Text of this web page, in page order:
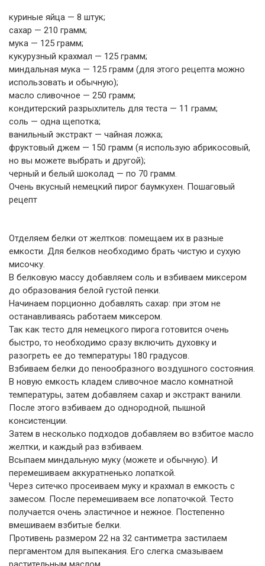
куриные яйца — 8 штук;
сахар — 210 грамм;
мука — 125 грамм;
кукурузный крахмал — 125 грамм;
миндальная мука — 125 грамм (для этого рецепта можно
использовать и обычную);
масло сливочное — 250 грамм;
кондитерский разрыхлитель для теста — 11 грамм;
соль — одна щепотка;
ванильный экстракт — чайная ложка;
фруктовый джем — 150 грамм (я использую абрикосовый,
но вы можете выбрать и другой);
черный и белый шоколад — по 70 грамм.
Очень вкусный немецкий пирог баумкухен. Пошаговый
рецепт
Отделяем белки от желтков: помещаем их в разные
емкости. Для белков необходимо брать чистую и сухую
мисочку.
В белковую массу добавляем соль и взбиваем миксером
до образования белой густой пенки.
Начинаем порционно добавлять сахар: при этом не
останавливаясь работаем миксером.
Так как тесто для немецкого пирога готовится очень
быстро, то необходимо сразу включить духовку и
разогреть ее до температуры 180 градусов.
Взбиваем белки до пенообразного воздушного состояния.
В новую емкость кладем сливочное масло комнатной
температуры, затем добавляем сахар и экстракт ванили.
После этого взбиваем до однородной, пышной
консистенции.
Затем в несколько подходов добавляем во взбитое масло
желтки, и каждый раз взбиваем.
Всыпаем миндальную муку (можете и обычную). И
перемешиваем аккуратненько лопаткой.
Через ситечко просеиваем муку и крахмал в емкость с
замесом. После перемешиваем все лопаточкой. Тесто
получается очень эластичное и нежное. Постепенно
вмешиваем взбитые белки.
Противень размером 22 на 32 сантиметра застилаем
пергаментом для выпекания. Его слегка смазываем